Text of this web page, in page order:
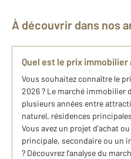
À découvrir dans nos
Quel est le prix immobilier
Vous souhaitez connaître le
2026 ? Le marché immobilier
plusieurs années entre
naturel, résidences
Vous avez un projet d'achat
principale, secondaire ou un
? Découvrez l’analyse du